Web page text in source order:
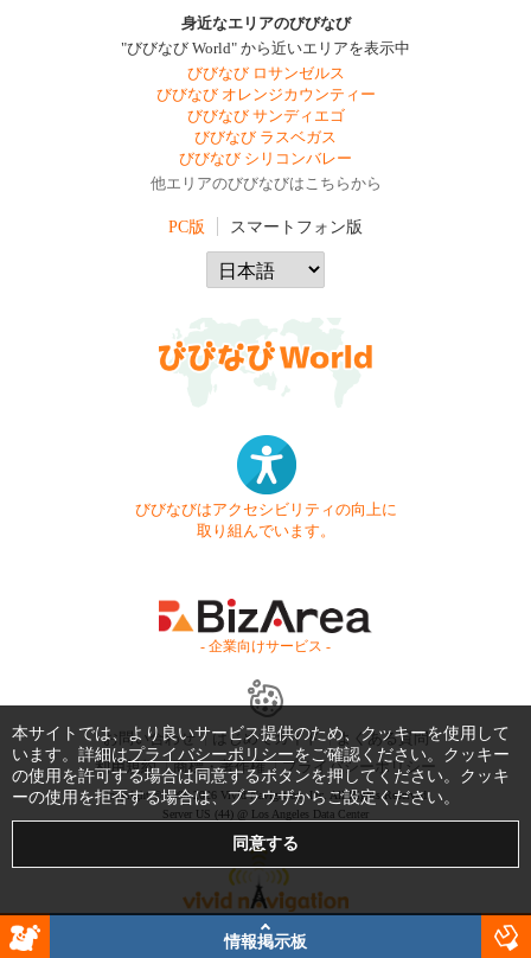
身近なエリアのびびなび
"びびなび World" から近いエリアを表示中
びびなび ロサンゼルス
びびなび オレンジカウンティー
びびなび サンディエゴ
びびなび ラスベガス
びびなび シリコンバレー
他エリアのびびなびはこちらから
PC版 スマートフォン版
びびなびはアクセシビリティの向上に
取り組んでいます。
- 企業向けサービス -
お問い合わせ はじめてガイド
よくある質問
利用規約
商標・著作権 プライバシーポリシー
Copyright © 1999-2026 Vivid Navigation, Inc. All Rights Reserved.
Server US (44) @ Los Angeles Data Center
情報掲示板
本サイトでは、より良いサービス提供のため、クッキーを使用して
います。詳細はプライバシーポリシーをご確認ください。クッキー
の使用を許可する場合は同意するボタンを押してください。クッキ
ーの使用を拒否する場合は、ブラウザからご設定ください。